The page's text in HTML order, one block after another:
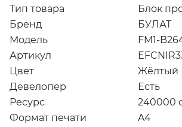
Тип товара
Блок
Бренд
БУЛАТ
Модель
FM1-
Артикул
Цвет
Жёлтый
Девелопер
Есть
Ресурс
240000
Формат печати
A4